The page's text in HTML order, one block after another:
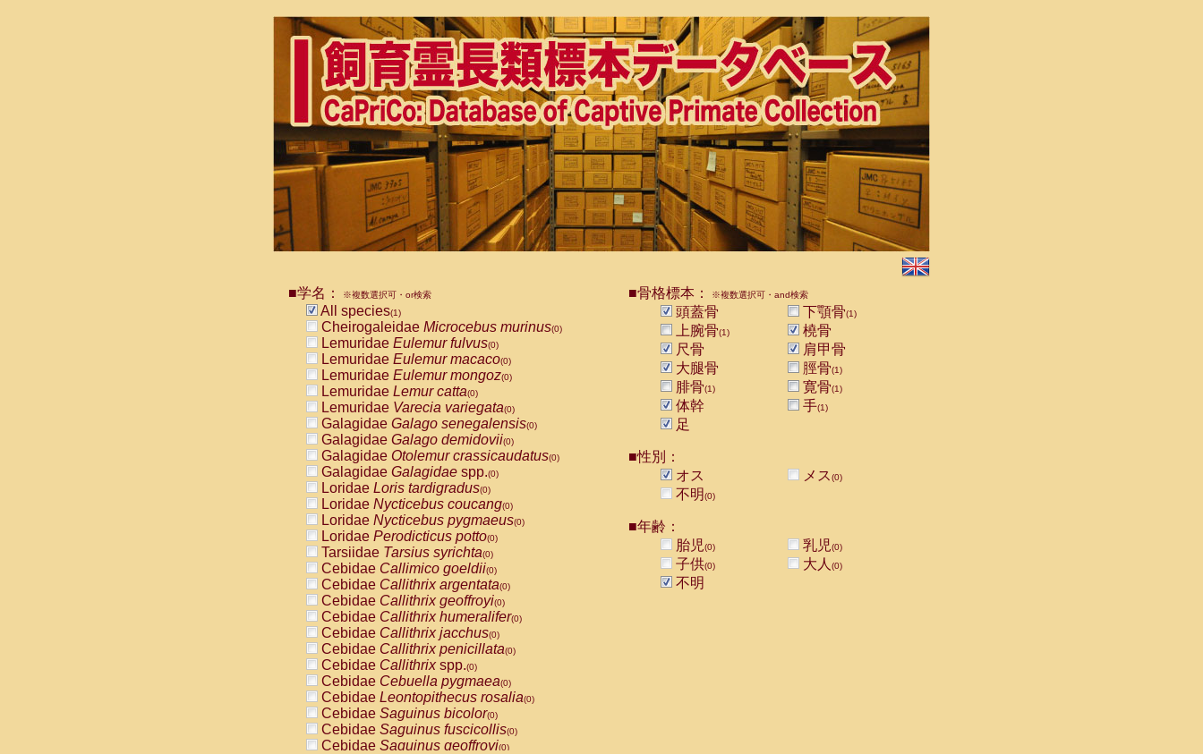
■学名： ※複数選択可・or検索
All species(1)
Cheirogaleidae Microcebus murinus(0)
Lemuridae Eulemur fulvus(0)
Lemuridae Eulemur macaco(0)
Lemuridae Eulemur mongoz(0)
Lemuridae Lemur catta(0)
Lemuridae Varecia variegata(0)
Galagidae Galago senegalensis(0)
Galagidae Galago demidovii(0)
Galagidae Otolemur crassicaudatus(0)
Galagidae Galagidae spp.(0)
Loridae Loris tardigradus(0)
Loridae Nycticebus coucang(0)
Loridae Nycticebus pygmaeus(0)
Loridae Perodicticus potto(0)
Tarsiidae Tarsius syrichta(0)
Cebidae Callimico goeldii(0)
Cebidae Callithrix argentata(0)
Cebidae Callithrix geoffroyi(0)
Cebidae Callithrix humeralifer(0)
Cebidae Callithrix jacchus(0)
Cebidae Callithrix penicillata(0)
Cebidae Callithrixspp.(0)
Cebidae Cebuella pygmaea(0)
Cebidae Leontopithecus rosalia(0)
Cebidae Saguinus bicolor(0)
Cebidae Saguinus fuscicollis(0)
Cebidae Saguinus geoffroyi(0)
■骨格標本： ※複数選択可・and検索
頭蓋骨 下顎骨(1)
上腕骨(1)
橈骨
尺骨
肩甲骨
大腿骨
脛骨(1)
腓骨(1) 寛骨(1)
体幹 手(1)
足
■性別：
オス
メス(0)
不明(0)
■年齢：
胎児(0) 乳児(0)
子供(0) 大人 (0)
不明